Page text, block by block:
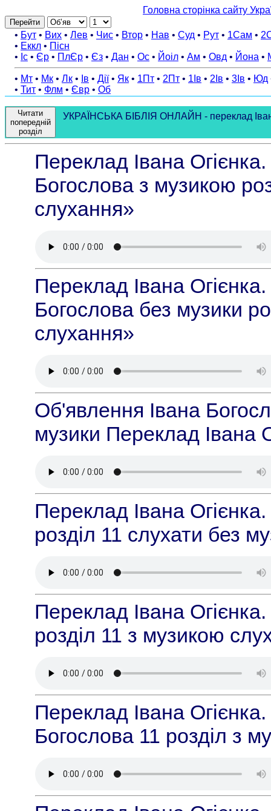
Головна сторінка сайту
Перейти
• Бут • Вих • Лев • Чис • Втор • Нав • Суд • Рут • 1Сам •
• Еккл • Пісн
• Іс • Єр • ПлЄр • Єз • Дан • Ос • Йоіл • Ам • Овд • Йона •
• Мт • Мк • Лк • Ів • Дії • Як • 1Пт • 2Пт • 1Ів • 2Ів • 3Ів • Юд
• Тит • Флм • Євр • Об
Читати
попередній
розділ
УКРАЇНСЬКА БІБЛІЯ ОНЛАЙН - переклад
Переклад Івана
Богослова з музикою
слухання»
Переклад Івана
Богослова без музики
слухання»
Об'явлення Івана
музики Переклад Івана
Переклад Івана
розділ 11 слухати без
Переклад Івана
розділ 11 з музикою
Переклад Івана
Богослова 11 розділ з